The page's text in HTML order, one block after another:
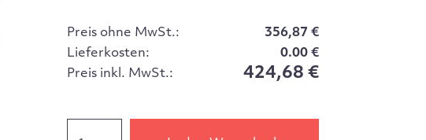
Preis ohne MwSt.:
356,87 €
Lieferkosten:
0.00 €
Preis inkl. MwSt.:
424,68 €